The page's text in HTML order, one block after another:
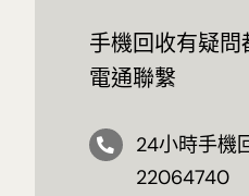
手機回收有疑
電通聯繫
24小時手機
22064740